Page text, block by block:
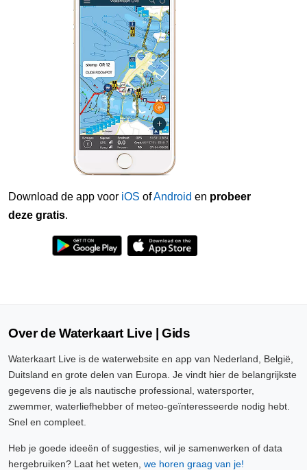
Download de app voor iOS ofAndroid en probeer
deze gratis.
Over de Waterkaart Live | Gids
Waterkaart Live is de waterwebsite en app van Nederland, België,
Duitsland en grote delen van Europa. Je vindt hier de belangrijkste
gegevens die je als nautische professional, watersporter,
zwemmer, waterliefhebber of meteo-geïnteresseerde nodig hebt.
Snel en compleet.
Heb je goede ideeën of suggesties, wil je samenwerken of data
hergebruiken? Laat het weten, we horen graag van je!